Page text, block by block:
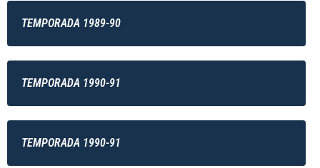
TEMPORADA 1989-90
TEMPORADA 1990-91
TEMPORADA 1990-91